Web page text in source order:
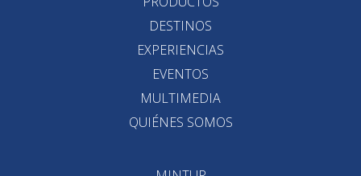
DESTINOS
EXPERIENCIAS
EVENTOS
MULTIMEDIA
QUIÉNES SOMOS